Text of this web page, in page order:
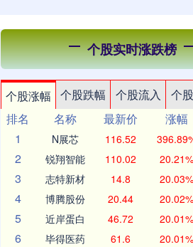
个股实时涨跌榜
个股涨幅 个股跌幅 个股流入 个
排名
名称 最新价 涨幅
1
N展芯 116.52
2 锐翔智能 110.02 20.21%
3 志特新材 14.8 20.03%
4 博腾股份 20.44 20.02%
5 近岸蛋白 46.72 20.01%
6 毕得医药 61.6 20.01%